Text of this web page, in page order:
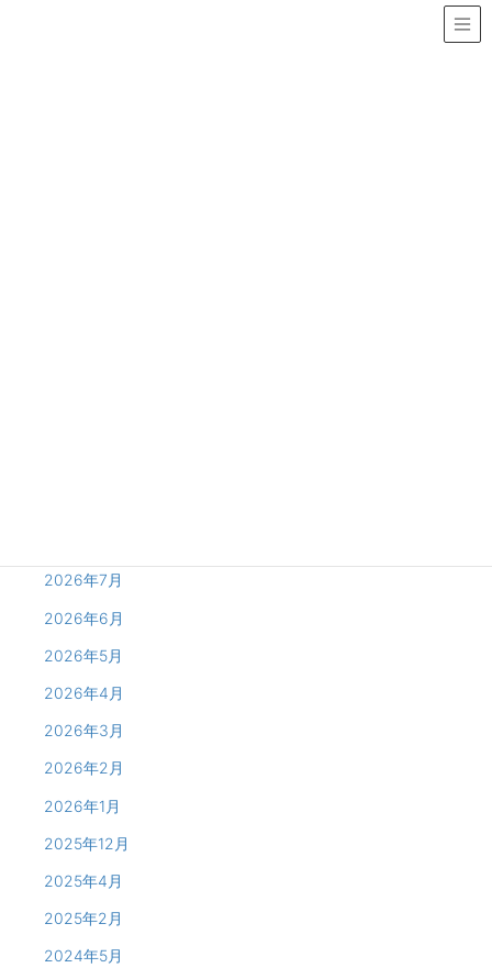
2026年7月
2026年6月
2026年5月
2026年4月
2026年3月
2026年2月
2026年1月
2025年12月
2025年4月
2025年2月
2024年5月